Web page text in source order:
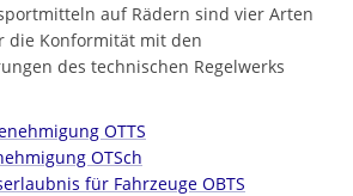
auf Rädern sind vier Arten
die Konformität mit den
des technischen Regelwerks
OTTS
OTSсh
für Fahrzeuge OBTS